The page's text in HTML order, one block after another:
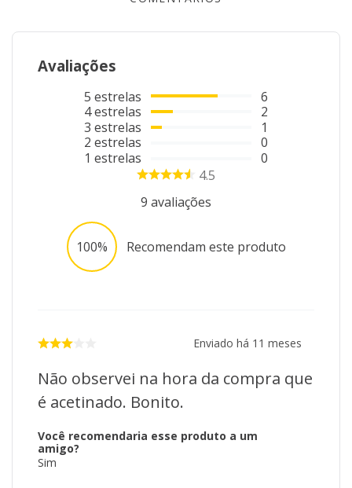
Avaliações
5 estrelas
4estrelas
3 estrelas
2 estrelas
1 estrelas
6
2
1
0
0
4.5
9 avaliações
100% Recomendam este produto
Enviado há 11 meses
Não observei na hora da compra que
é acetinado. Bonito.
Você recomendaria esse produto a um
amigo?
Sim